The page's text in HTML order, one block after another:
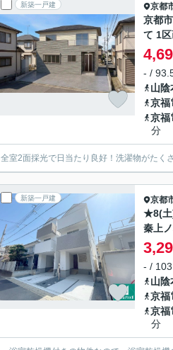
新築一戸建 京都
京都
て 1
- /
山陰
京福
京福
分
全室2面採光で日当たり良好！洗濯物がたく
新築一戸建 京都
★8(土
秦上
- /
山陰
京福
京福
分